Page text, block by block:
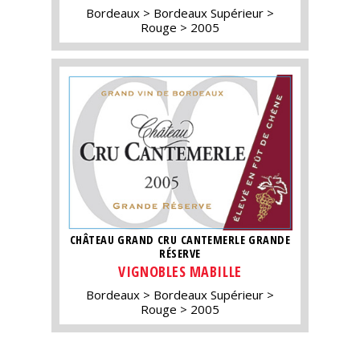
Bordeaux
Bordeaux Supérieur
Rouge
2005
CHÂTEAU GRAND CRU CANTEMERLE GRANDE
RÉSERVE
VIGNOBLES MABILLE
Bordeaux
Bordeaux Supérieur
Rouge
2005